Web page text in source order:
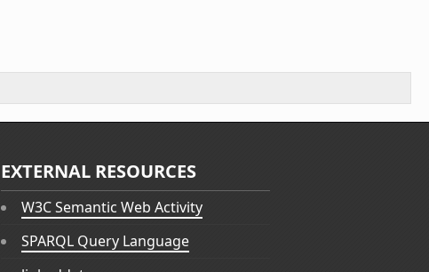
EXTERNAL RESOURCES
W3C Semantic Web Activity
SPARQL Query Language